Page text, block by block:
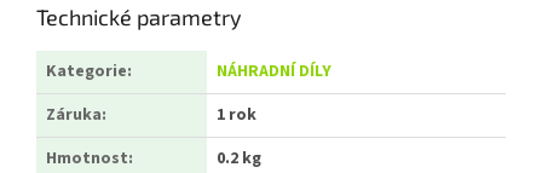
Technické parametry
Kategorie:
NÁHRADNÍ DÍLY
Záruka:
1 rok
Hmotnost:
0.2 kg